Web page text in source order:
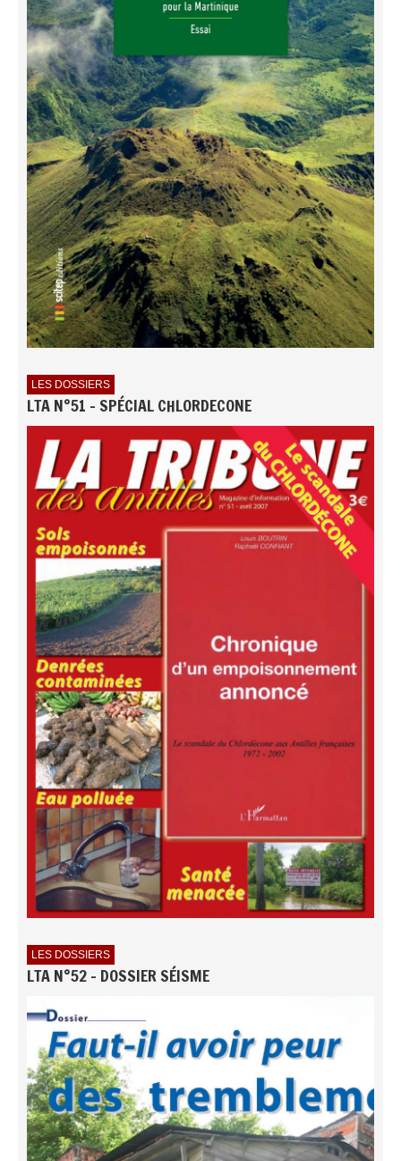
LES DOSSIERS
LTA N°51 - SPÉCIAL CHLORDECONE
LES DOSSIERS
LTA N°52 - DOSSIER SÉISME